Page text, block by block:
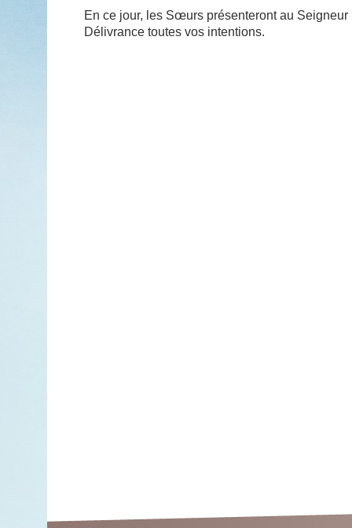
En ce jour, les Sœurs présenteront au
Délivrance toutes vos intentions.